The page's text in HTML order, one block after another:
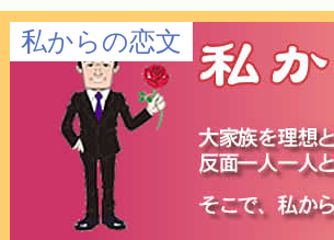
私からの恋文